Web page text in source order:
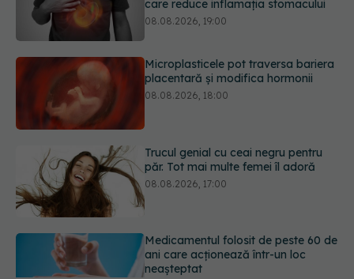
08.08.2026, 18:00
Trucul genial cu ceai negru pentru
păr. Tot mai multe femei îl adoră
08.08.2026, 17:00
Medicamentul folosit de peste 60 de
ani care acționează într-un loc
neașteptat
Transpirații nocturne: semnul ignorat
care poate ascunde probleme
serioase de sănătate
URMĂREȘTE-NE ȘI PE: